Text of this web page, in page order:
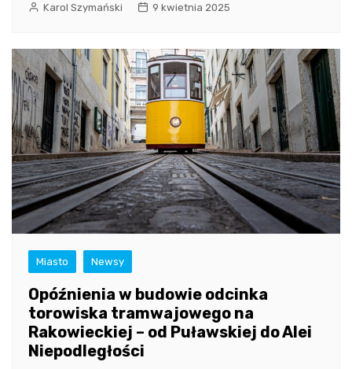
Karol Szymański 9 kwietnia 2025
Miasto Newsy
Opóźnienia w budowie odcinka
torowiska tramwajowego na
Rakowieckiej – od Puławskiej do Alei
Niepodległości